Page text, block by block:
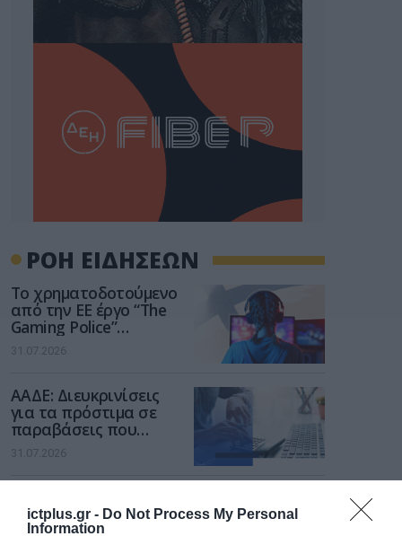
ictplus.gr - Do Not Process My Personal
Information
ΡΟΗ ΕΙΔΗΣΕΩΝ
Το χρηματοδοτούμενο
από την ΕΕ έργο “The
Gaming Police”
ενισχύει την ασφάλεια
των παιδιών στο
31.07.2026
ΑΑΔΕ: Διευκρινίσεις
για τα πρόστιμα σε
παραβάσεις που
αφορούν τους ΦΗΜ
31.07.2026
Τεχνητή Νοημοσύνη
δεν είναι απλώς μια